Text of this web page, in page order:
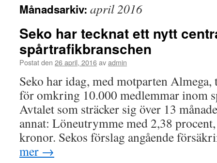
Månadsarkiv: april 2016
Seko har tecknat ett nytt
spårtrafikbranschen
Postat den 26 april, 2016avadmin
Seko har idag, med motparten Almega,
för omkring 10.000 medlemmar inom
Avtalet som sträcker sig över 13
annat: Löneutrymme med 2,38
kronor. Sekos förslag angående
mer →